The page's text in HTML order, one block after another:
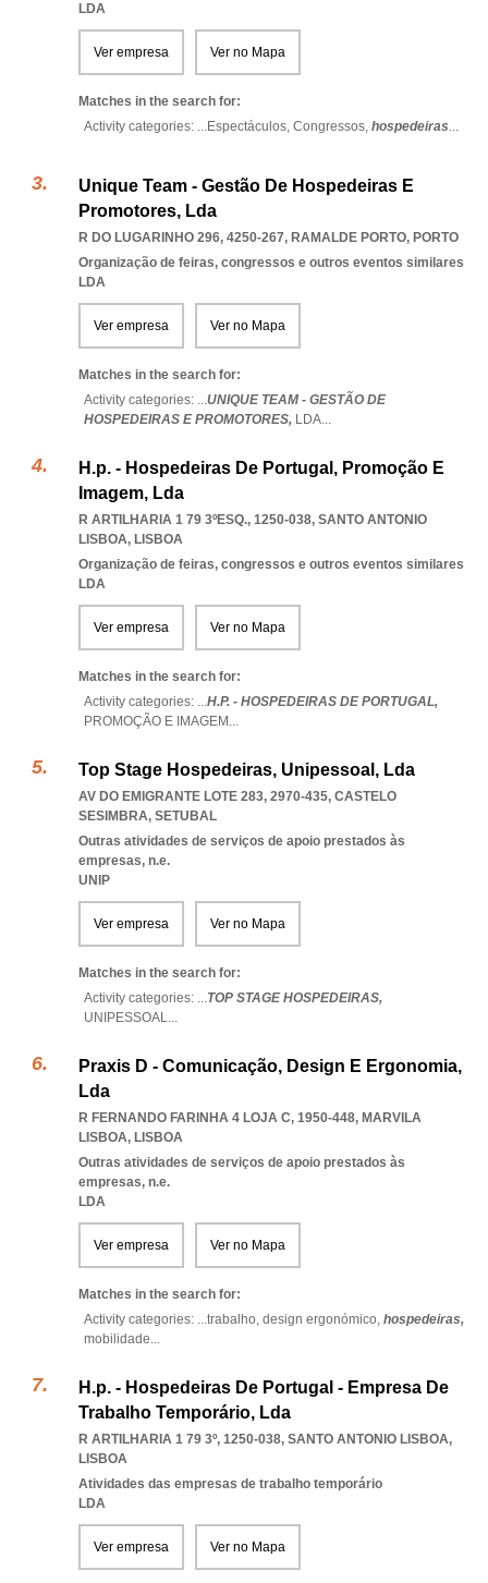
LDA
Ver empresa Ver no Mapa
Matches in the search for:
Activity categories: ...Espectáculos, Congressos, hospedeiras...
Unique Team - Gestão De Hospedeiras E
Promotores, Lda
R DO LUGARINHO 296, 4250-267, RAMALDE PORTO, PORTO
Organização de feiras, congressos e outros eventos similares
LDA
Ver empresa Ver no Mapa
Matches in the search for:
Activity categories: ...UNIQUE TEAM - GESTÃO DE
HOSPEDEIRAS E PROMOTORES, LDA...
H.p. - Hospedeiras De Portugal, Promoção E
Imagem, Lda
R ARTILHARIA 1 79 3ºESQ., 1250-038, SANTO ANTONIO
LISBOA, LISBOA
Organização de feiras, congressos e outros eventos similares
LDA
Ver empresa Ver no Mapa
Matches in the search for:
Activity categories: ...H.P. - HOSPEDEIRAS DE PORTUGAL,
PROMOÇÃO E IMAGEM ...
Top Stage Hospedeiras, Unipessoal, Lda
AV DO EMIGRANTE LOTE 283, 2970-435, CASTELO
SESIMBRA, SETUBAL
Outras atividades de serviços de apoio prestados às
empresas, n.e.
UNIP
Ver empresa Ver no Mapa
Matches in the search for:
Activity categories: ...TOP STAGE HOSPEDEIRAS,
UNIPESSOAL...
Praxis D - Comunicação, Design E Ergonomia,
Lda
R FERNANDO FARINHA 4 LOJA C, 1950-448, MARVILA
LISBOA, LISBOA
Outras atividades de serviços de apoio prestados às
empresas, n.e.
LDA
Ver empresa Ver no Mapa
Matches in the search for:
Activity categories: ...trabalho, design ergonómico, hospedeiras,
mobilidade...
H.p. - Hospedeiras De Portugal - Empresa De
Trabalho Temporário, Lda
R ARTILHARIA 1 79 3º, 1250-038, SANTO ANTONIO LISBOA,
LISBOA
Atividades das empresas de trabalho temporário
LDA
Ver empresa Ver no Mapa